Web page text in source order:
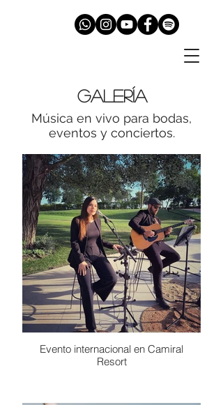
Galería
Música en vivo para bodas,
eventos y conciertos.
Evento internacional en Camiral
Resort